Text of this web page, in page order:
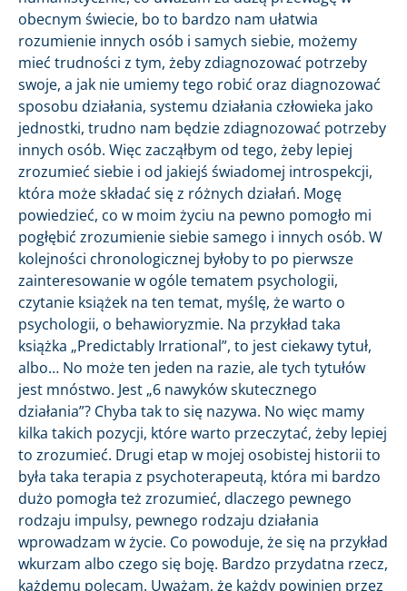
obecnym świecie, bo to bardzo nam ułatwia
rozumienie innych osób i samych siebie, możemy
mieć trudności z tym, żeby zdiagnozować potrzeby
swoje, a jak nie umiemy tego robić oraz diagnozować
sposobu działania, systemu działania człowieka jako
jednostki, trudno nam będzie zdiagnozować potrzeby
innych osób. Więc zacząłbym od tego, żeby lepiej
zrozumieć siebie i od jakiejś świadomej introspekcji,
która może składać się z różnych działań. Mogę
powiedzieć, co w moim życiu na pewno pomogło mi
pogłębić zrozumienie siebie samego i innych osób. W
kolejności chronologicznej byłoby to po pierwsze
zainteresowanie w ogóle tematem psychologii,
czytanie książek na ten temat, myślę, że warto o
psychologii, o behawioryzmie. Na przykład taka
książka „Predictably Irrational”, to jest ciekawy tytuł,
albo… No może ten jeden na razie, ale tych tytułów
jest mnóstwo. Jest „6 nawyków skutecznego
działania”? Chyba tak to się nazywa. No więc mamy
kilka takich pozycji, które warto przeczytać, żeby lepiej
to zrozumieć. Drugi etap w mojej osobistej historii to
była taka terapia z psychoterapeutą, która mi bardzo
dużo pomogła też zrozumieć, dlaczego pewnego
rodzaju impulsy, pewnego rodzaju działania
wprowadzam w życie. Co powoduje, że się na przykład
wkurzam albo czego się boję. Bardzo przydatna rzecz,
każdemu polecam. Uważam, że każdy powinien przez